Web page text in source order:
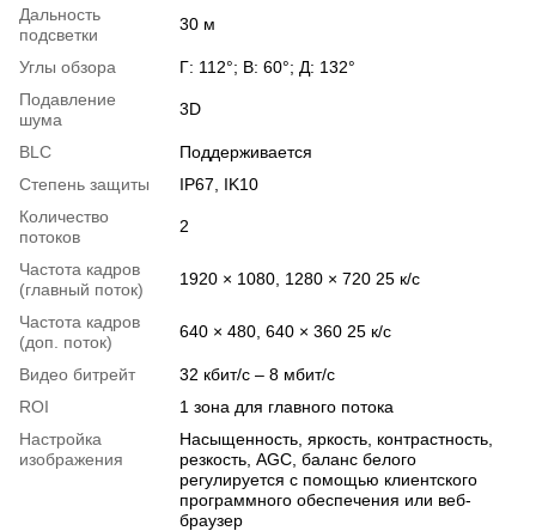
Дальность
подсветки
30 м
Углы обзора
Г: 112°; В: 60°; Д: 132°
Подавление
шума
3D
BLC
Поддерживается
Степень защиты
IP67, IK10
Количество
потоков
2
Частота кадров
(главный поток)
1920 × 1080, 1280 × 720 25 к/с
Частота кадров
(доп. поток)
640 × 480, 640 × 360 25 к/с
Видео битрейт
32 кбит/с – 8 мбит/с
ROI
1 зона для главного потока
Настройка
изображения
Насыщенность, яркость, контрастность,
резкость, AGC, баланс белого
регулируется с помощью клиентского
программного обеспечения или веб-
браузер